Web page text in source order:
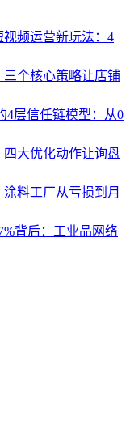
视频运营新玩法：4
三个核心策略让店铺
4层信任链模型：从0
四大优化动作让询盘
料工厂从亏损到月
背后：工业品网络